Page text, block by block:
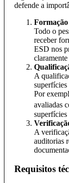
defende a
Formação
Todo o
receber
ESD nos
A
superfícies
Por
avaliadas
superfícies
A
auditorias
Requisitos